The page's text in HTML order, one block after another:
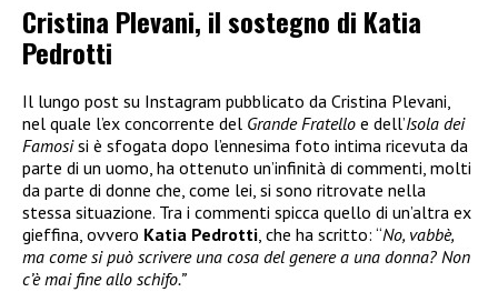
Cristina Plevani, il sostegno di Katia
Pedrotti
Il lungo post su Instagram pubblicato da Cristina Plevani,
nel quale l’ex concorrente del Grande Fratello e dell’Isola dei
Famosisi è sfogata dopo l’ennesima foto intima ricevuta da
parte di un uomo, ha ottenuto un’infinità di commenti, molti
da parte di donne che, come lei, si sono ritrovate nella
stessa situazione. Tra i commenti spicca quello di un’altra ex
gieffina, ovvero Katia Pedrotti, che ha scritto: “No, vabbè,
ma come si può scrivere una cosa del genere a una donna? Non
c’è mai fine allo schifo.”